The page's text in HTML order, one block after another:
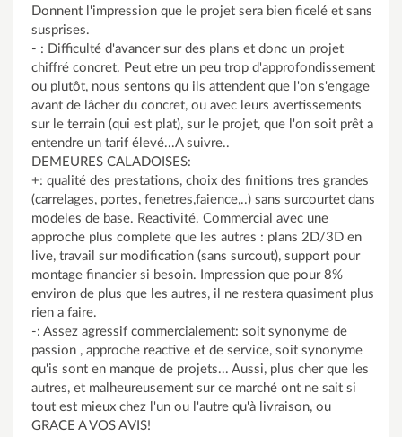
Donnent l'impression que le projet sera bien ficelé et sans
susprises.
- : Difficulté d'avancer sur des plans et donc un projet
chiffré concret. Peut etre un peu trop d'approfondissement
ou plutôt, nous sentons qu ils attendent que l'on s'engage
avant de lâcher du concret, ou avec leurs avertissements
sur le terrain (qui est plat), sur le projet, que l'on soit prêt a
entendre un tarif élevé...A suivre..
DEMEURES CALADOISES:
+: qualité des prestations, choix des finitions tres grandes
(carrelages, portes, fenetres,faience,..) sans surcourtet dans
modeles de base. Reactivité. Commercial avec une
approche plus complete que les autres : plans 2D/3D en
live, travail sur modification (sans surcout), support pour
montage financier si besoin. Impression que pour 8%
environ de plus que les autres, il ne restera quasiment plus
rien a faire.
-: Assez agressif commercialement: soit synonyme de
passion , approche reactive et de service, soit synonyme
qu'is sont en manque de projets... Aussi, plus cher que les
autres, et malheureusement sur ce marché ont ne sait si
tout est mieux chez l'un ou l'autre qu'à livraison, ou
GRACE A VOS AVIS!